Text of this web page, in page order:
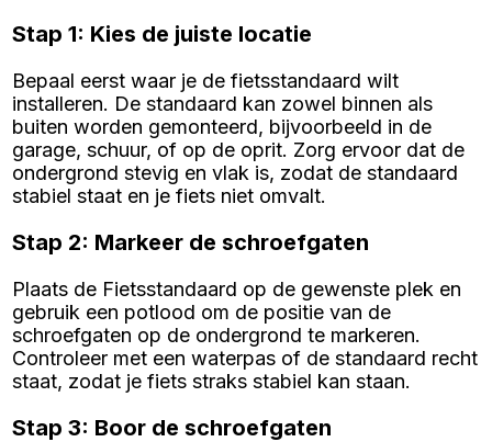
Stap 1: Kies de juiste locatie
Bepaal eerst waar je de fietsstandaard wilt
installeren. De standaard kan zowel binnen als
buiten worden gemonteerd, bijvoorbeeld in de
garage, schuur, of op de oprit. Zorg ervoor dat de
ondergrond stevig en vlak is, zodat de standaard
stabiel staat en je fiets niet omvalt.
Stap 2: Markeer de schroefgaten
Plaats de Fietsstandaard op de gewenste plek en
gebruik een potlood om de positie van de
schroefgaten op de ondergrond te markeren.
Controleer met een waterpas of de standaard recht
staat, zodat je fiets straks stabiel kan staan.
Stap 3: Boor de schroefgaten